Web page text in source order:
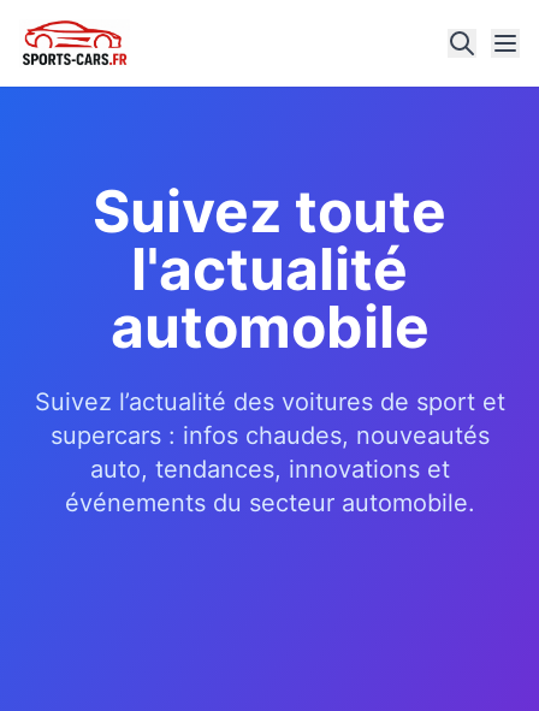
Suivez toute
l'actualité
automobile
Suivez l’actualité des voitures de sport et
supercars : infos chaudes, nouveautés
auto, tendances, innovations et
événements du secteur automobile.